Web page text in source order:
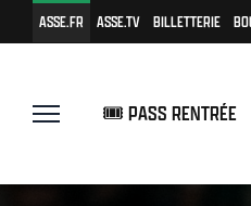
ASSE.FR ASSE.TV BILLETTERIE
🎟️ PASS RENTRÉE